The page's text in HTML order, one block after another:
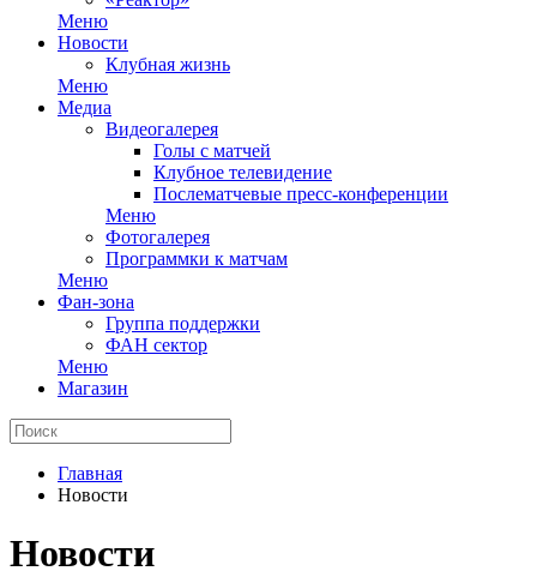
Меню
Новости
Клубная жизнь
Меню
Медиа
Видеогалерея
Голы с матчей
Клубное телевидение
Послематчевые пресс-конференции
Меню
Фотогалерея
Программки к матчам
Меню
Фан-зона
Группа поддержки
ФАН сектор
Меню
Магазин
Главная
Новости
Новости